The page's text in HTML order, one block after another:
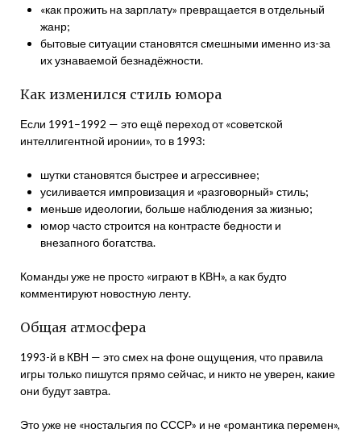
«как прожить на зарплату» превращается в отдельный
жанр;
бытовые ситуации становятся смешными именно из-за
их узнаваемой безнадёжности.
Как изменился стиль юмора
Если 1991–1992 — это ещё переход от «советской
интеллигентной иронии», то в 1993:
шутки становятся быстрее и агрессивнее;
усиливается импровизация и «разговорный» стиль;
меньше идеологии, больше наблюдения за жизнью;
юмор часто строится на контрасте бедности и
внезапного богатства.
Команды уже не просто «играют в КВН», а как будто
комментируют новостную ленту.
Общая атмосфера
1993-й в КВН — это смех на фоне ощущения, что правила
игры только пишутся прямо сейчас, и никто не уверен, какие
они будут завтра.
Это уже не «ностальгия по СССР» и не «романтика перемен»,